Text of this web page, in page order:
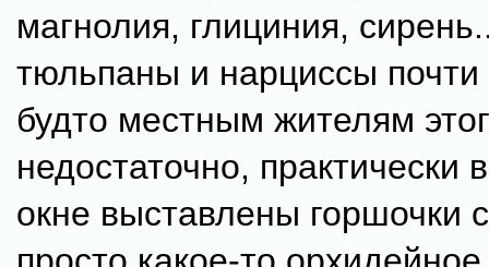
магнолия, глициния,
тюльпаны и нарциссы почти
будто местным жителям
недостаточно, практически
окне выставлены горшочки